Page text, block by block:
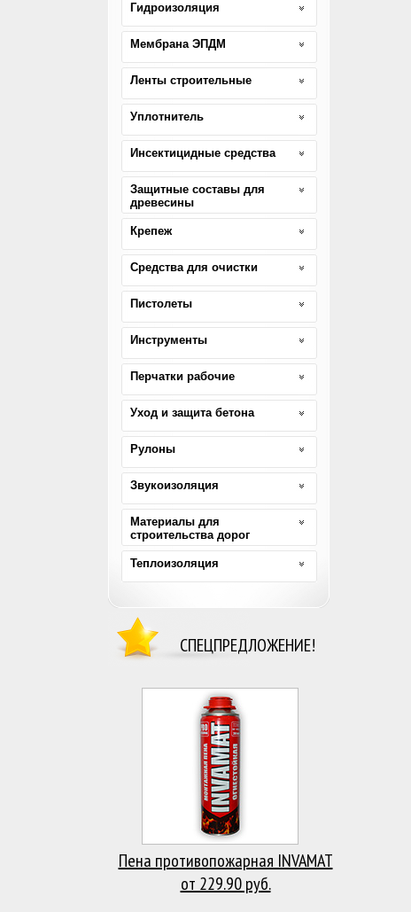
Гидроизоляция
Мембрана ЭПДМ
Ленты строительные
Уплотнитель
Инсектицидные средства
Защитные составы для
древесины
Крепеж
Средства для очистки
Пистолеты
Инструменты
Перчатки рабочие
Уход и защита бетона
Рулоны
Звукоизоляция
Материалы для
строительства дорог
Теплоизоляция
СПЕЦПРЕДЛОЖЕНИЕ!
Пена противопожарная INVAMAT
от 229.90 руб.